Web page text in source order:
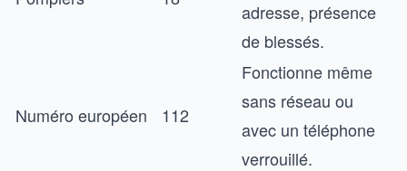
adresse, présence
de blessés.
Numéro européen 112
Fonctionne même
sans réseau ou
avec un téléphone
verrouillé.